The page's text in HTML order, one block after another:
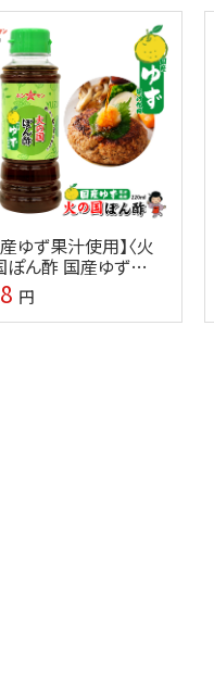
産ゆず果汁使用】〈火
ぽん酢 国産ゆず
〉【九州熊本の老舗
☆ホシサン】
円